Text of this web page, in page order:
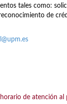
tales como:
de
de atención al